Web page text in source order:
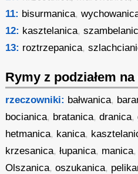
11: bisurmanica,
12: kasztelanica,
13: roztrzepanica,
Rymy z podziałem
rzeczowniki: bałwanica,
bocianica, bratanica,dranica,
hetmanica, kanica,
krzesanica,łupanica, manica,
Olszanica,oszukanica,